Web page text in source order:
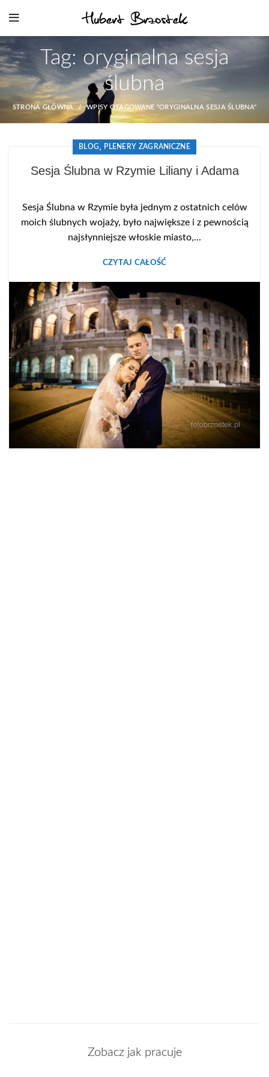
Tag: oryginalna sesja
ślubna
STRONA GŁÓWNA WPISY OTAGOWANE "ORYGINALNA SESJA ŚLUBNA"
BLOG, PLENERY ZAGRANICZNE
Sesja Ślubna w Rzymie Liliany i Adama
Sesja Ślubna w Rzymie była jednym z ostatnich celów
moich ślubnych wojaży, było największe i z pewnością
najsłynniejsze włoskie miasto,...
CZYTAJ CAŁOŚĆ
Zobacz jak pracuje